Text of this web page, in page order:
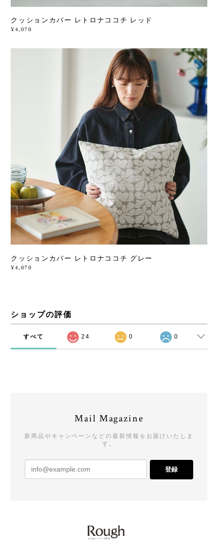
クッションカバー レトロナココチ レッド
¥4,070
クッションカバー レトロナココチ グレー
¥4,070
ショップの評価
すべて 24 0 0
Mail Magazine
新商品やキャンペーンなどの最新情報をお届けいたしま
す。
登録